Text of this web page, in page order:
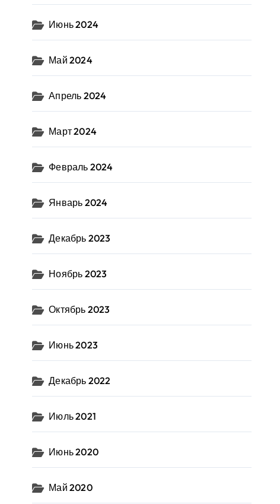
Июнь 2024
Май 2024
Апрель 2024
Март 2024
Февраль 2024
Январь 2024
Декабрь 2023
Ноябрь 2023
Октябрь 2023
Июнь 2023
Декабрь 2022
Июль 2021
Июнь 2020
Май 2020